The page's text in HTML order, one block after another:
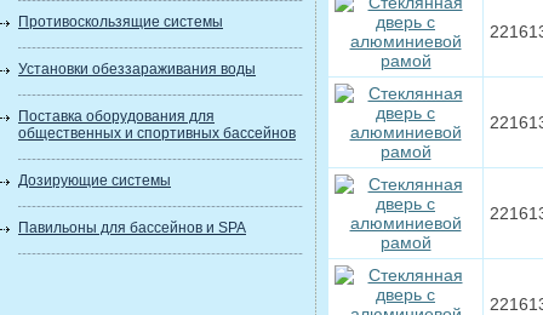
Противоскользящие системы
Установки обеззараживания воды
Поставка оборудования для
общественных и спортивных бассейнов
Дозирующие системы
Павильоны для бассейнов и SPA